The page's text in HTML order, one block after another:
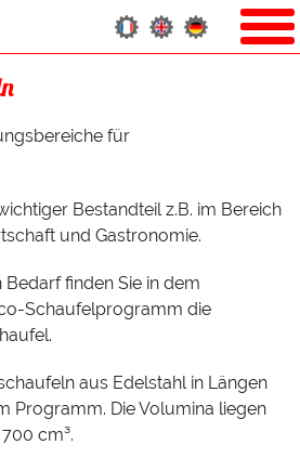
für
Bestandteil z.B. im Bereich
und Gastronomie.
finden Sie in dem
Schaufelprogramm die
aus Edelstahl in Längen
Programm. Die Volumina liegen
cm³.